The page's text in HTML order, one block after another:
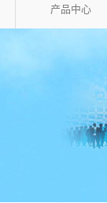
产品中心